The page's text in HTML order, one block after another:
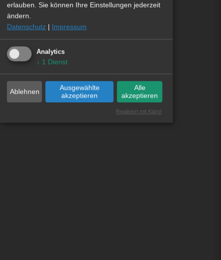
erlauben. Sie können Ihre Einstellungen jederzeit
ändern.
Datenschutz | Impressum
Analytics
↓ 1 Dienst
Ablehnen
Ausgewählte
akzeptieren
Alle
akzeptieren
Realisiert mit Klaro!